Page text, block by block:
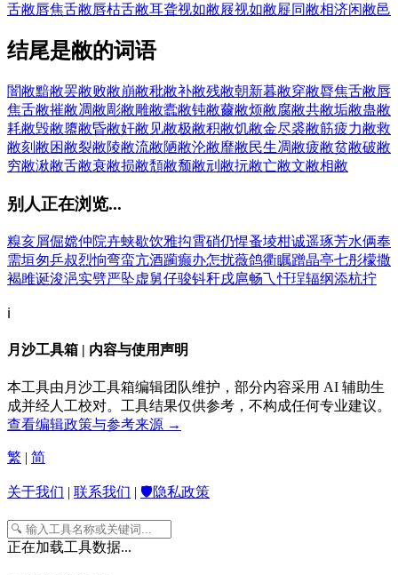
舌敝唇焦舌敝唇枯舌敝耳聋视如敝屐视如敝屣同敝相济闲敝邑
结尾是敝的词语
闇敝黯敝罢敝败敝崩敝秕敝补敝残敝朝新暮敝穿敝脣焦舌敝唇
焦舌敝摧敝凋敝彫敝雕敝蠹敝钝敝薾敝烦敝腐敝共敝垢敝蛊敝
耗敝毁敝隳敝昏敝奸敝 见敝极敝积敝饥敝金尽裘敝筋疲力敝救
敝刻敝困敝裂敝陵敝流敝陋敝沦敝靡敝民生凋敝疲敝贫敝破敝
穷敝湫敝舌敝衰敝损敝頽敝颓敝刓敝抏敝亡敝文敝相敝
别人正在浏览...
糗亥屑倔嫦仲院卉蛱歇饮雅抅霄硝仍惺蚤堎柑诚遥琢芳水俩奉
需垣匆乒叔烈恦弯蛮亢酒躏癫办怎扰薇鸽衢瞩蹭晶亭七彤檬撒
褐雎诞浚浥实劈严坠虚舅仔骏钭秆戌扈畅乁忏珵辐纲添杭拧
ℹ️
月沙工具箱 | 内容与使用声明
本工具由月沙工具箱编辑团队维护，部分内容采用 AI 辅助生
成并经人工校对。工具结果仅供参考，不构成任何专业建议。
查看编辑政策与参考来源 →
繁 | 简
关于我们 | 联系我们 | 🛡️隐私政策
正在加载工具数据...